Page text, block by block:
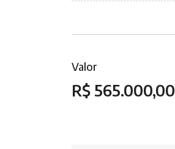
Valor
R$ 565.000,00